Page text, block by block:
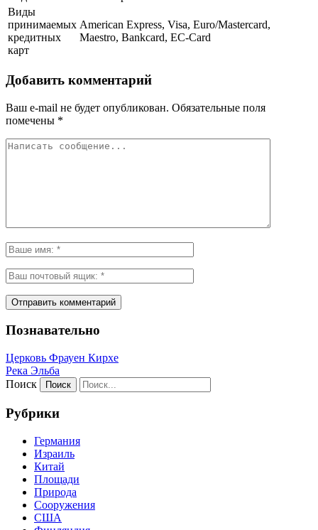
Виды
принимаемых
кредитных
карт
American Express, Visa, Euro/Mastercard,
Maestro, Bankcard, EC-Card
Добавить комментарий
Ваш e-mail не будет опубликован. Обязательные поля
помечены *
Познавательно
Церковь Фрауен Кирхе
Река Эльба
Поиск
Рубрики
Германия
Израиль
Китай
Площади
Природа
Сооружения
США